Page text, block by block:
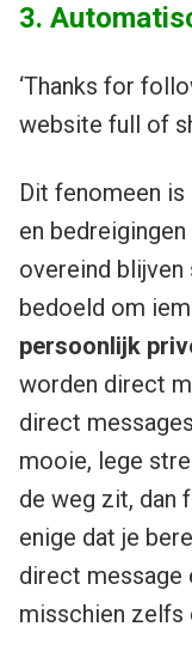
3.
‘Thanks for
website full of
Dit fenomeen is
en
overeind blijven
bedoeld om
persoonlijk
worden direct
direct
mooie, lege
de weg zit, dan
enige dat je
direct message
misschien zelfs